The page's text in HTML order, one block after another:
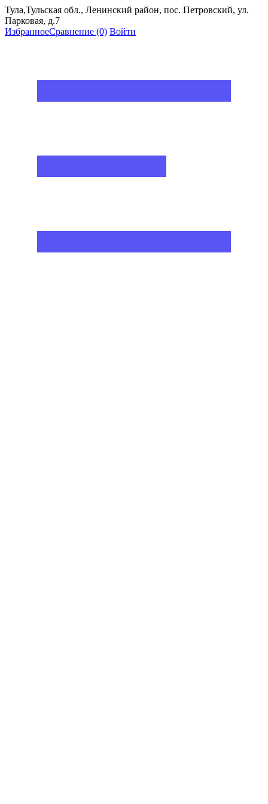
Тула,Тульская обл., Ленинский район, пос. Петровский, ул.
Парковая, д.7
ИзбранноеСравнение (0) Войти